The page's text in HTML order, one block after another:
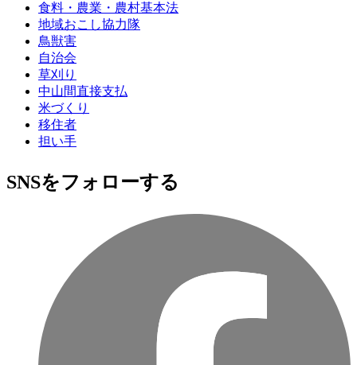
食料・農業・農村基本法
地域おこし協力隊
鳥獣害
自治会
草刈り
中山間直接支払
米づくり
移住者
担い手
SNSをフォローする